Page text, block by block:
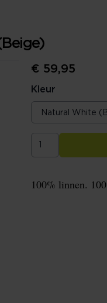
€ 59,95
Kleur
100% linnen.